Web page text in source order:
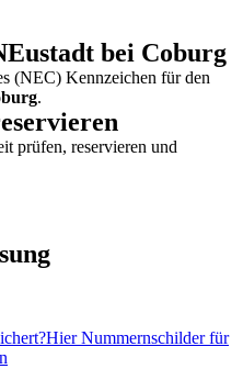
bei Coburg
(NEC) Kennzeichen für den
.
prüfen, reservieren und
Hier Nummernschilder für